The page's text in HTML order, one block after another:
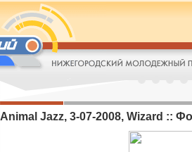
Animal Jazz, 3-07-2008, Wizard ::